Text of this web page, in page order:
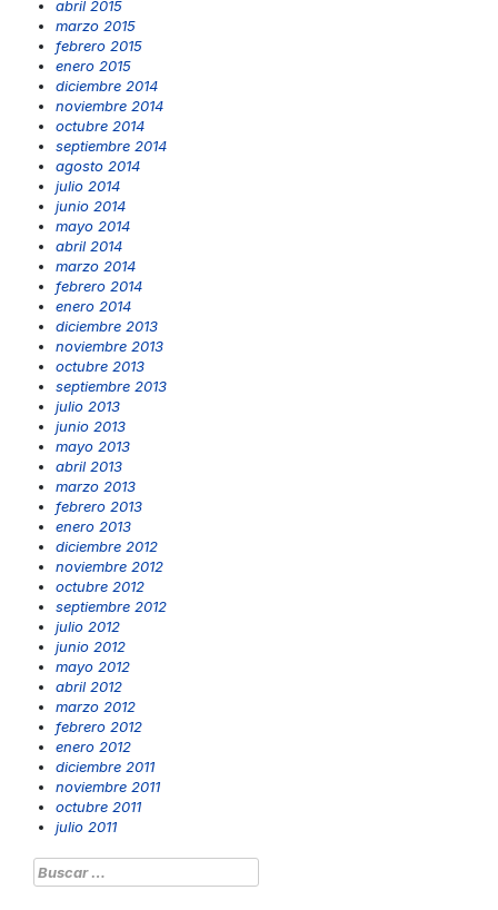
abril 2015
marzo 2015
febrero 2015
enero 2015
diciembre 2014
noviembre 2014
octubre 2014
septiembre 2014
agosto 2014
julio 2014
junio 2014
mayo 2014
abril 2014
marzo 2014
febrero 2014
enero 2014
diciembre 2013
noviembre 2013
octubre 2013
septiembre 2013
julio 2013
junio 2013
mayo 2013
abril 2013
marzo 2013
febrero 2013
enero 2013
diciembre 2012
noviembre 2012
octubre 2012
septiembre 2012
julio 2012
junio 2012
mayo 2012
abril 2012
marzo 2012
febrero 2012
enero 2012
diciembre 2011
noviembre 2011
octubre 2011
julio 2011
Buscar: